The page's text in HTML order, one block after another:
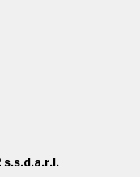
s.s.d.a.r.l.